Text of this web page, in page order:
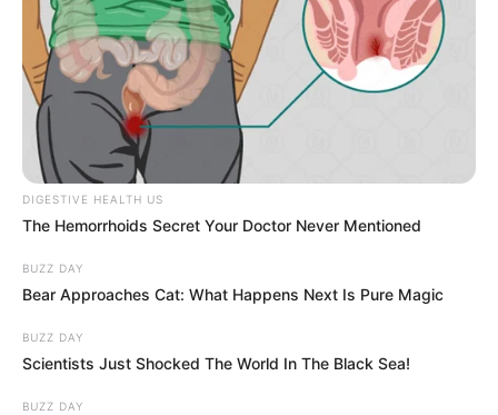
DIGESTIVE HEALTH US
The Hemorrhoids Secret Your Doctor Never Mentioned
BUZZ DAY
Bear Approaches Cat: What Happens Next Is Pure Magic
BUZZ DAY
Scientists Just Shocked The World In The Black Sea!
BUZZ DAY